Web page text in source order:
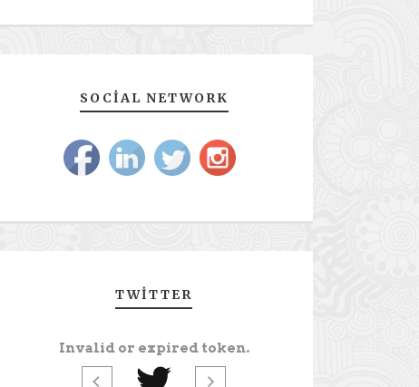
SOCIAL NETWORK
TWITTER
Invalid or expired token.